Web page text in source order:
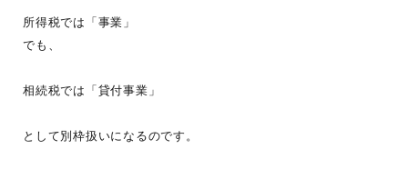
所得税では「事業」
でも、
相続税では「貸付事業」
として別枠扱いになるのです。